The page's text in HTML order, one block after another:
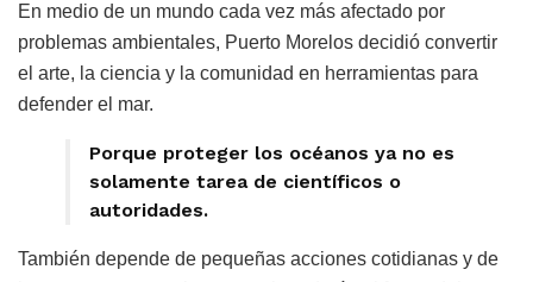
En medio de un mundo cada vez más afectado por
problemas ambientales, Puerto Morelos decidió convertir
el arte, la ciencia y la comunidad en herramientas para
defender el mar.
Porque proteger los océanos ya no es
solamente tarea de científicos o
autoridades.
También depende de pequeñas acciones cotidianas y de